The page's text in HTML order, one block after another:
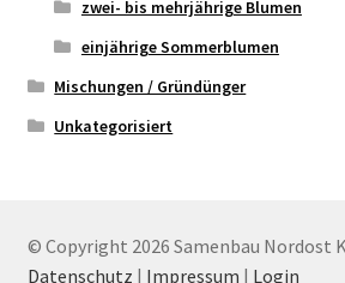
zwei- bis mehrjährige Blumen
einjährige Sommerblumen
Mischungen / Gründünger
Unkategorisiert
© Copyright 2026 Samenbau Nordost
Datenschutz | Impressum | Login